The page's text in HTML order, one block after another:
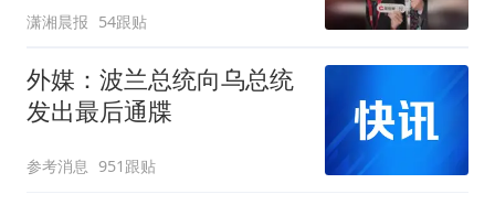
潇湘晨报 54跟贴
外媒：波兰总统向乌总统
发出最后通牒
参考消息 951跟贴